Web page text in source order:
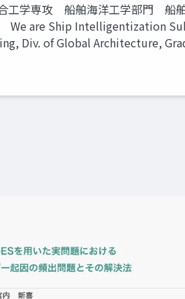
学専攻 船舶海洋工学部門 船舶
We are Ship Intelligentization
Div. of Global Architecture,